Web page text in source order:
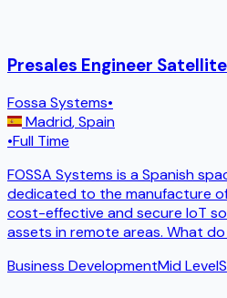
Presales Engineer
Fossa Systems•
Madrid,Spain
•Full Time
FOSSA Systems is a Spanish
dedicated to the manufacture
cost-effective and secure IoT
assets in remote areas. What
Business DevelopmentMid Level